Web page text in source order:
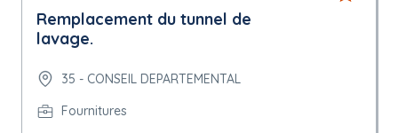
Remplacement du tunnel de
lavage.
35 - CONSEIL DEPARTEMENTAL
Fournitures